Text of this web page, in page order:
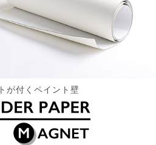
が付くペイント壁